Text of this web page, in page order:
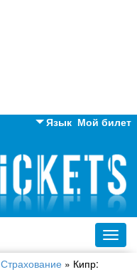
Мой билет
Язык
Английский
Русский
Украинский
Страхование » Кипр: